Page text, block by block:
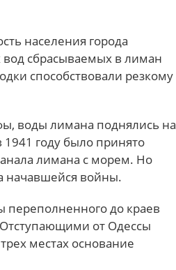
населения города
вод сбрасываемых в лиман
способствовали резкому
воды лимана поднялись на
году было принято
лимана с морем. Но
начавшейся войны.
переполненного до краев
от Одессы
местах основание